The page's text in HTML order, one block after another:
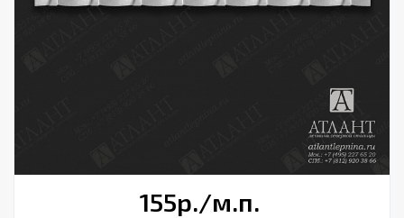
155р./м.п.